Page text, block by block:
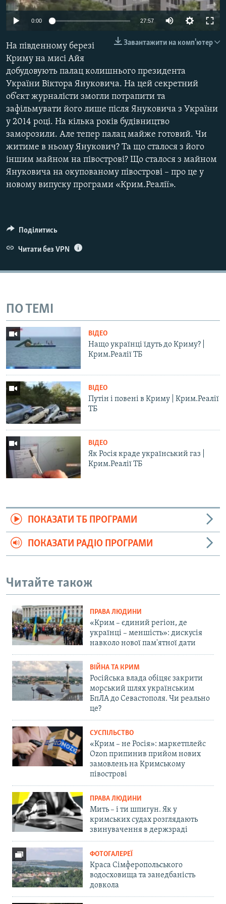
ВІДЕОУРОКИ «ELIFBE»
УКРАЇНСЬКА ПРОБЛЕМА КРИМУ
ІНФОГРАФІКА
Русский
ДОЛУЧАЙСЯ!
Усі сайти RFE/RL
0:00 27:57
Завантажити на комп'ютер
На південному березі
Криму на мисі Айя
добудовують палац колишнього президента
України Віктора Януковича. На цей секретний
об’єкт журналісти змогли потрапити та
зафільмувати його лише після Януковича з України
у 2014 році. На кілька років будівництво
заморозили. Але тепер палац майже готовий. Чи
житиме в ньому Янукович? Та що сталося з його
іншим майном на півострові? Що сталося з майном
Януковича на окупованому півострові – про це у
новому випуску програми «Крим.Реалії».
Поділитись
Читати без VPN
ПО ТЕМІ
ВІДЕО
Нащо українці їдуть до Криму? |
Крим.Реалії ТБ
ВІДЕО
Путін і повені в Криму | Крим.Реалії
ТБ
ВІДЕО
Як Росія краде український газ |
Крим.Реалії ТБ
ПОКАЗАТИ ТБ ПРОГРАМИ
ПОКАЗАТИ РАДІО ПРОГРАМИ
Читайте також
ПРАВА ЛЮДИНИ
«Крим – єдиний регіон, де
українці – меншість»: дискусія
навколо нової пам'ятної дати
ВІЙНА ТА КРИМ
Російська влада обіцяє закрити
морський шлях українським
БпЛА до Севастополя. Чи реально
це?
СУСПІЛЬСТВО
«Крим – не Росія»: маркетплейс
Ozon припинив прийом нових
замовлень на Кримському
півострові
ПРАВА ЛЮДИНИ
Мить – і ти шпигун. Як у
кримських судах розглядають
звинувачення в держзраді
ФОТОГАЛЕРЕЇ
Краса Сімферопольського
водосховища та занедбаність
довкола